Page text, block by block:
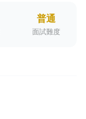
普通
面試難度